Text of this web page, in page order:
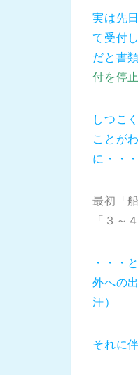
実は先
て受付
だと書
付を停
しつこ
ことが
に・・・
最初「
「３～
・・・
外への
汗）
それに